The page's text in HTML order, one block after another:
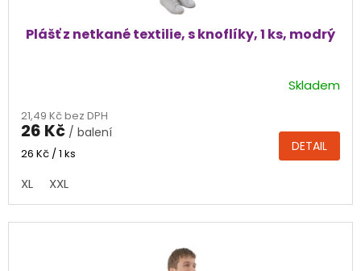
Plášť z netkané textilie, s knoflíky, 1 ks, modrý
produktu
je
4,5
5
hvězdiček.
Skladem
21,49 Kč bez DPH
26 Kč / balení
Měrná
26 Kč / 1 ks DETAIL
XL XXL